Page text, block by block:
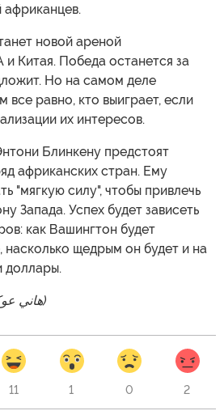
африканцев.
новой ареной
Китая. Победа останется за
Но на самом деле
все равно, кто выиграет, если
их интересов.
Блинкену предстоят
африканских стран. Ему
"мягкую силу", чтобы привлечь
Запада. Успех будет зависеть
как Вашингтон будет
насколько щедрым он будет и на
доллары.
Автор: Гани Окал (هاني عوكل)
11 1 0 2